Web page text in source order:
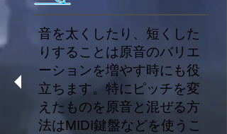
音を太くしたり、短くした
りすることは原音のバリエ
ーションを増やす時にも役
立ちます。特にピッチを変
えたものを原音と混ぜる方
法はMIDI鍵盤などを使うこ